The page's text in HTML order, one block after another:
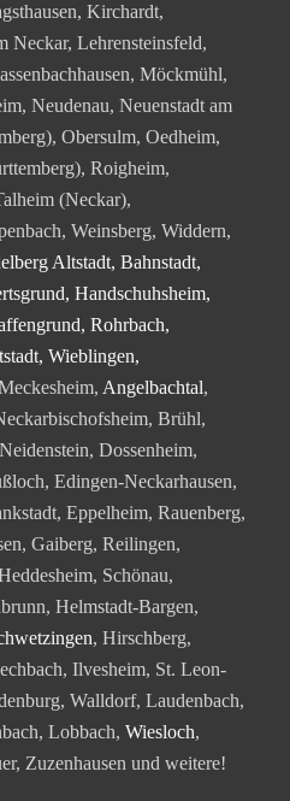
Kirchardt,
Neckar, Lehrensteinsfeld,
Möckmühl,
Neudenau, Neuenstadt am
Obersulm, Oedheim,
Roigheim,
(Neckar),
Weinsberg, Widdern,
Altstadt, Bahnstadt,
Handschuhsheim,
Rohrbach,
Wieblingen,
Angelbachtal,
Brühl,
Dossenheim,
Edingen-Neckarhausen,
Eppelheim, Rauenberg,
Gaiberg, Reilingen,
Schönau,
Helmstadt-Bargen,
, Hirschberg,
Ilvesheim, St. Leon-
Walldorf, Laudenbach,
Lobbach, Wiesloch,
Zuzenhausen und weitere!